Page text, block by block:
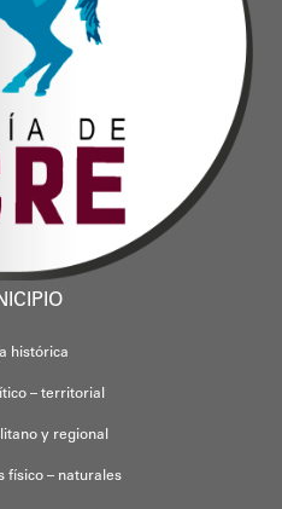
histórica
– territorial
y regional
físico – naturales